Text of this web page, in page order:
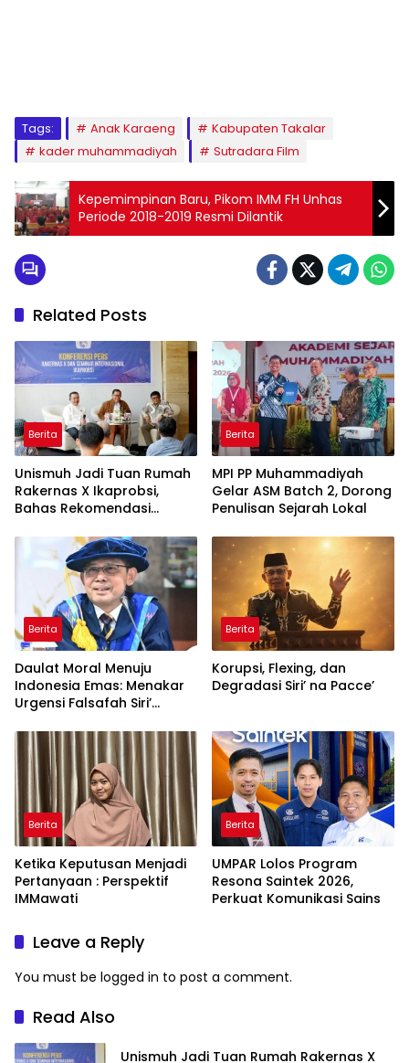
Tags: Anak Karaeng
Kabupaten Takalar
kader muhammadiyah
Sutradara Film
Kepemimpinan Baru, Pikom IMM FH Unhas
Periode 2018-2019 Resmi Dilantik
Related Posts
Berita
Unismuh Jadi Tuan Rumah
Rakernas X Ikaprobsi,
Bahas Rekomendasi
Indonesia di Tingkat
Global
Berita
MPI PP Muhammadiyah
Gelar ASM Batch 2, Dorong
Penulisan Sejarah Lokal
Berita
Daulat Moral Menuju
Indonesia Emas: Menakar
Urgensi Falsafah Siri’
Ancaman Kleptokrasi
Berita
Korupsi, Flexing, dan
Degradasi Siri’ na Pacce’
Berita
Ketika Keputusan Menjadi
Pertanyaan : Perspektif
IMMawati
Berita
UMPAR Lolos Program
Resona Saintek 2026,
Perkuat Komunikasi Sains
Leave a Reply
You must be logged in to post a comment.
Read Also
Unismuh Jadi Tuan Rumah Rakernas X